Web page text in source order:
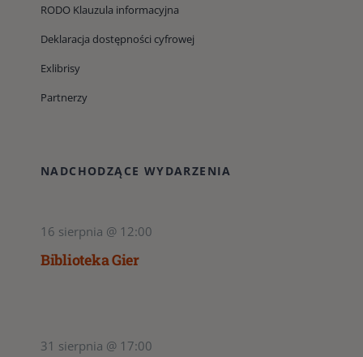
RODO Klauzula informacyjna
Deklaracja dostępności cyfrowej
Exlibrisy
Partnerzy
NADCHODZĄCE WYDARZENIA
16 sierpnia @ 12:00
Biblioteka Gier
31 sierpnia @ 17:00